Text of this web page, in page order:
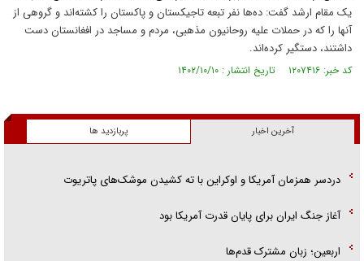
یک مقام ارشد گفت: ده‌ها نفر تبعه تاجیکستان و پاکستان را کشته‌اند و گروهی از
آنها را که در حملات علیه روحانیون مذهبی، مردم و مساجد در افغانستان دست
داشتند، دستگیر کرده‌اند.
کد خبر: ۱۲۰۷۴۱۶ تاریخ انتشار : ۱۴۰۲/۱۰/۱۰
آخرین اخبار پربازدید ها
دردسر همزمان آمریکا و اوکراین با ته کشیدن موشک‌های پاتریوت
آغاز جنگ ایران برای پایان قدرت آمریکا بود
اربعین؛ زبان مشترک قدم‌ها